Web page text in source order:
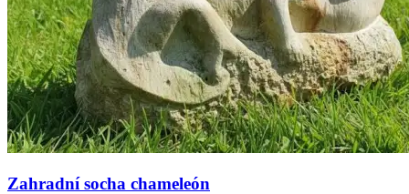
Zahradní socha chameleón